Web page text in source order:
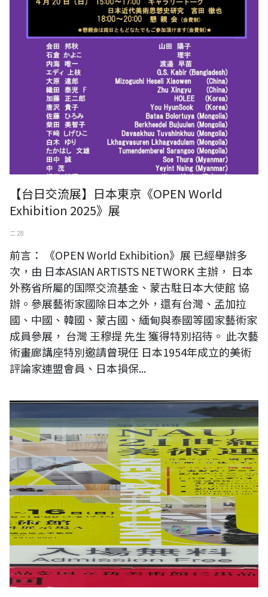
【台日交流展】日本東京《OPEN World
Exhibition 2025》展
二 28
前言： 《OPEN World Exhibition》展 已經舉辦多
次，由 日本ASIAN ARTISTS NETWORK 主辦， 日本
外務省所屬的国際交流基金、蒙古駐日本大使館 協
辦。參展藝術家國除日本之外，還有台灣、孟加拉
國、中國、韓國、蒙古國、緬甸與泰國等國家藝術家
成員參展， 台灣 王穆提 先生 獲得特別招待。 此次藝
術畫廊講座特別邀請曾現任 日本1954年成立的美術
評論家連盟會員、日本損保...
【現場直擊】日本第二十三《NAU21世紀美術連立展》-東京國立新美術
館展覽